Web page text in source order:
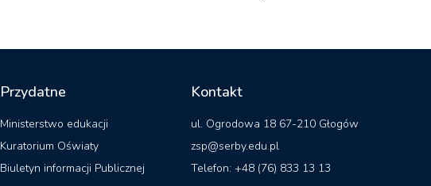
Przydatne
Ministerstwo edukacji
Kuratorium Oświaty
Biuletyn informacji Publicznej
Kontakt
ul. Ogrodowa 18 67-210 Głogów
zsp@serby.edu.pl
Telefon: +48 (76) 833 13 13